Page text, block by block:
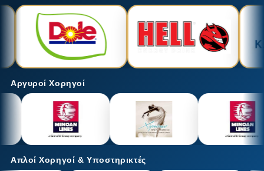
Αργυροί Χορηγοί
Απλοί Χορηγοί & Υποστηρικτές